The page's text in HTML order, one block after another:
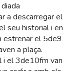
a descarregar el
seu historial i en
estrenar el 5de9
a plaça.
i el 3de10fm van